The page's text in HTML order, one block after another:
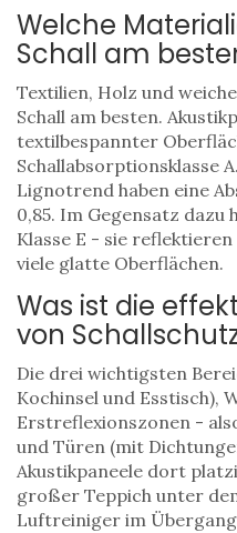
Welche
Schall am
Textilien, Holz und
Schall am besten.
textilbespannter
Schallabsorptionsklasse
Lignotrend haben eine
0,85. Im Gegensatz dazu
Klasse E - sie reflektieren
viele glatte Oberflächen.
Was ist die
von
Die drei wichtigsten
Kochinsel und Esstisch),
Erstreflexionszonen -
und Türen (mit
Akustikpaneele dort
großer Teppich unter
Luftreiniger im